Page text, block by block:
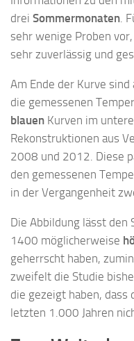
drei Sommermonaten.
sehr wenige Proben
sehr zuverlässig und
Am Ende der Kurve
die gemessenen
blauen Kurven im
Rekonstruktionen aus
2008 und 2012. Diese
den gemessenen
in der Vergangenheit
Die Abbildung lässt den
1400 möglicherweise
geherrscht haben,
zweifelt die Studie
die gezeigt haben,
letzten 1.000 Jahren